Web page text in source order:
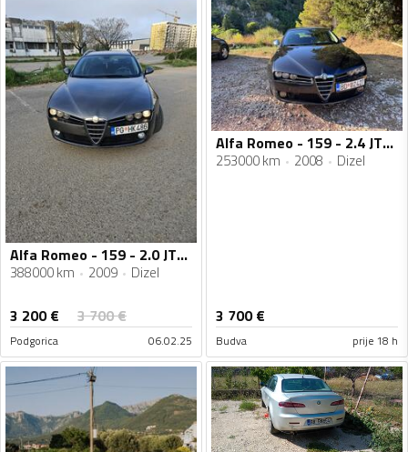
Alfa Romeo - 159 - 2.0 JTDM
388000 km 2009 Dizel
3 200€ 3 700€
Podgorica 06.02.25
Alfa Romeo - 159 - 2.4 JTDM
253000 km 2008 Dizel
3 700€
Budva prije 18 h